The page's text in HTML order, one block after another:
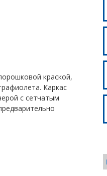
краской,
Каркас
с сетчатым